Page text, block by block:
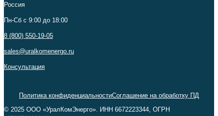
Россия
Пн-Сб c 9:00 до 18:00
8 (800) 550-19-05
sales@uralkomenergo.ru
Консультация
Политика конфиденциальностиСоглашение на обработку ПД
© 2025 ООО «УралКомЭнерго». ИНН 6672223344, ОГРН